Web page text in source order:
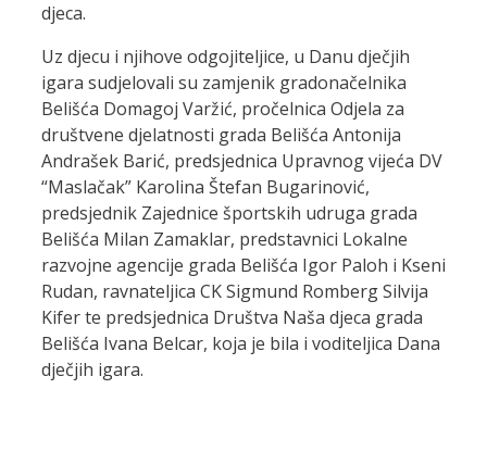
djeca.
Uz djecu i njihove odgojiteljice, u Danu dječjih
igara sudjelovali su zamjenik gradonačelnika
Belišća Domagoj Varžić, pročelnica Odjela za
društvene djelatnosti grada Belišća Antonija
Andrašek Barić, predsjednica Upravnog vijeća DV
“Maslačak” Karolina Štefan Bugarinović,
predsjednik Zajednice športskih udruga grada
Belišća Milan Zamaklar, predstavnici Lokalne
razvojne agencije grada Belišća Igor Paloh i Kseni
Rudan, ravnateljica CK Sigmund Romberg Silvija
Kifer te predsjednica Društva Naša djeca grada
Belišća Ivana Belcar, koja je bila i voditeljica Dana
dječjih igara.